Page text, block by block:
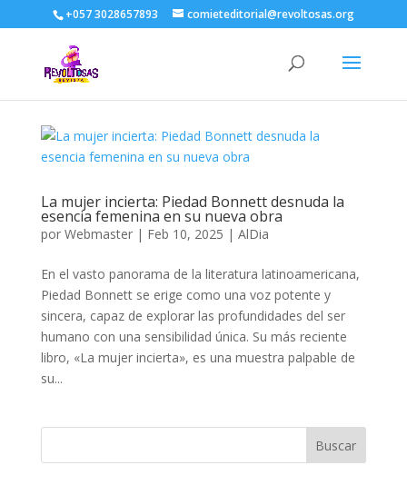
+057 3028657893 comieteditorial@revoltosas.org
La mujer incierta: Piedad Bonnett desnuda la
esencia femenina en su nueva obra
por Webmaster| Feb 10, 2025 | AlDia
En el vasto panorama de la literatura latinoamericana,
Piedad Bonnett se erige como una voz potente y
sincera, capaz de explorar las profundidades del ser
humano con una sensibilidad única. Su más reciente
libro, «La mujer incierta», es una muestra palpable de
su...
Buscar